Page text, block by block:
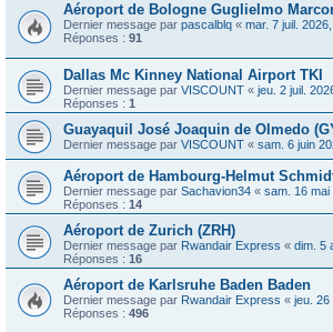
Aéroport de Bologne Guglielmo
Dernier message par pascalblq « mar. 7 juil.
Réponses : 91
Dallas Mc Kinney National Airport TKI
Dernier message par VISCOUNT « jeu. 2 juil.
Réponses : 1
Guayaquil José Joaquin de Olmedo
Dernier message par VISCOUNT « sam. 6 juin
Aéroport de Hambourg-Helmut
Dernier message par Sachavion34 « sam. 16 mai
Réponses : 14
Aéroport de Zurich (ZRH)
Dernier message par Rwandair Express « dim. 5
Réponses : 16
Aéroport de Karlsruhe Baden Baden
Dernier message par Rwandair Express « jeu. 26
Réponses : 496